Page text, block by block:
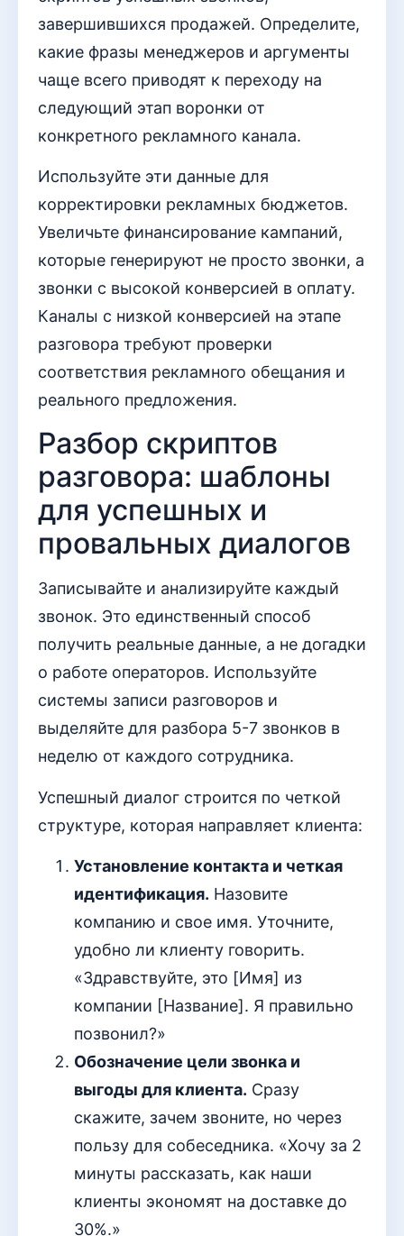
завершившихся продажей. Определите,
какие фразы менеджеров и аргументы
чаще всего приводят к переходу на
следующий этап воронки от
конкретного рекламного канала.
Используйте эти данные для
корректировки рекламных бюджетов.
Увеличьте финансирование кампаний,
которые генерируют не просто звонки, а
звонки с высокой конверсией в оплату.
Каналы с низкой конверсией на этапе
разговора требуют проверки
соответствия рекламного обещания и
реального предложения.
Разбор скриптов
разговора: шаблоны
для успешных и
провальных диалогов
Записывайте и анализируйте каждый
звонок. Это единственный способ
получить реальные данные, а не догадки
о работе операторов. Используйте
системы записи разговоров и
выделяйте для разбора 5-7 звонков в
неделю от каждого сотрудника.
Успешный диалог строится по четкой
структуре, которая направляет клиента:
Установление контакта и четкая
идентификация. Назовите
компанию и свое имя. Уточните,
удобно ли клиенту говорить.
«Здравствуйте, это [Имя] из
компании [Название]. Я правильно
позвонил?»
Обозначение цели звонка и
выгоды для клиента. Сразу
скажите, зачем звоните, но через
пользу для собеседника. «Хочу за 2
минуты рассказать, как наши
клиенты экономят на доставке до
30%.»